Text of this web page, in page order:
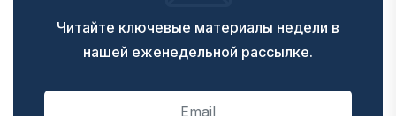
Читайте ключевые материалы недели в
нашей еженедельной рассылке.